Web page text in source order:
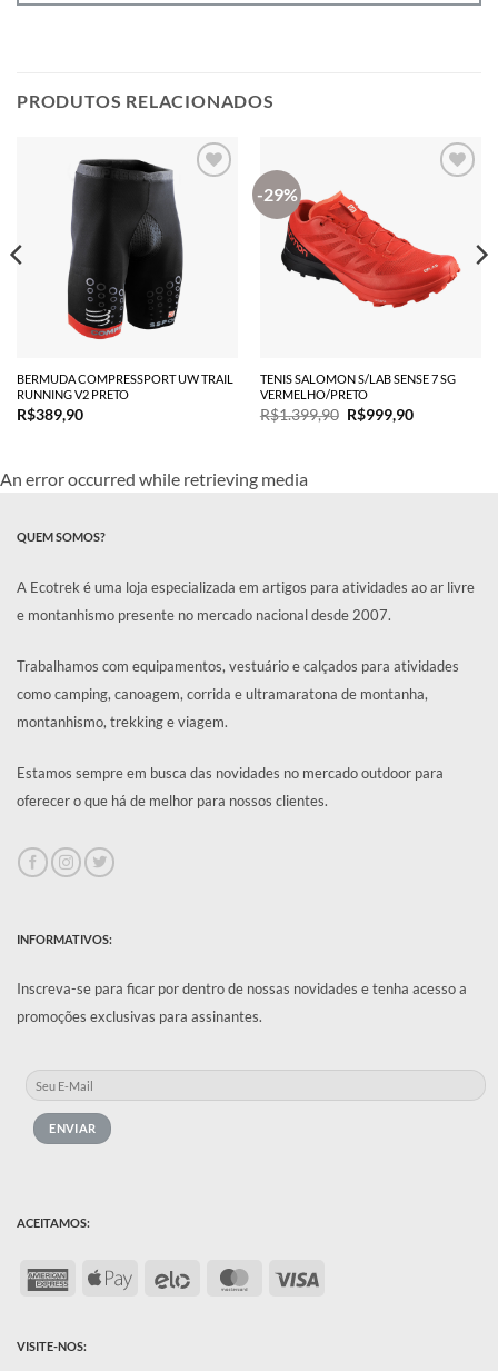
PRODUTOS RELACIONADOS
BERMUDA COMPRESSPORT UW TRAIL
RUNNING V2 PRETO
R$389,90
-29%
TENIS SALOMON S/LAB SENSE 7 SG
VERMELHO/PRETO
R$1.399,90 O
R$999,90O
An error occurred while retrieving media
QUEM SOMOS?
A Ecotrek é uma loja especializada em artigos para atividades ao ar livre
e montanhismo presente no mercado nacional desde 2007.
Trabalhamos com equipamentos, vestuário e calçados para atividades
como camping, canoagem, corrida e ultramaratona de montanha,
montanhismo, trekking e viagem.
Estamos sempre em busca das novidades no mercado outdoor para
oferecer o que há de melhor para nossos clientes.
VISITE-NOS:
INFORMATIVOS:
Inscreva-se para ficar por dentro de nossas novidades e tenha acesso a
promoções exclusivas para assinantes.
ACEITAMOS:
AmericanApple
MasterCard